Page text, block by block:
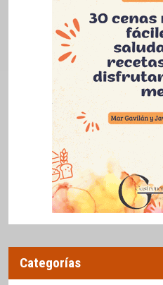
Categorías